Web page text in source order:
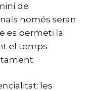
de
només seran
es permeti la
el temps
les